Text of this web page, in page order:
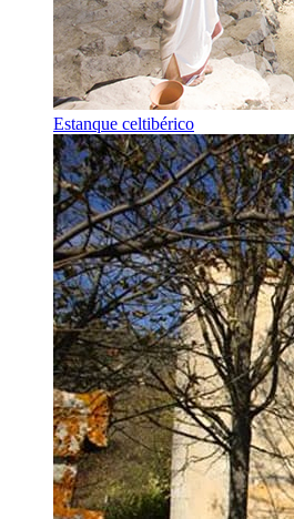
Estanque celtibérico